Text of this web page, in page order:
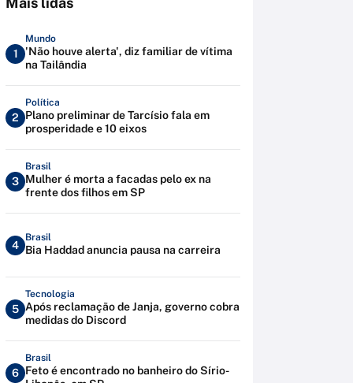
1
Mundo
'Não houve alerta', diz familiar de vítima
na Tailândia
2
Política
Plano preliminar de Tarcísio fala em
prosperidade e 10 eixos
3
Brasil
Mulher é morta a facadas pelo ex na
frente dos filhos em SP
4
Brasil
Bia Haddad anuncia pausa na carreira
5
Tecnologia
Após reclamação de Janja, governo cobra
medidas do Discord
6
Brasil
Feto é encontrado no banheiro do Sírio-